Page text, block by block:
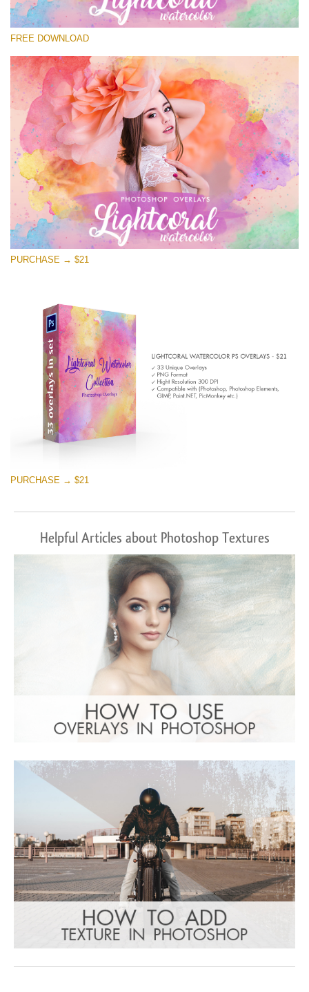
कृपया चुने
Small 800*533px
Lightcoral Watercolor
(33 Overlays)
Large 6000*4000px
Entire Collection
(1783 Overlays)
Large 6000*4000px
मुफ्त डाउनलोड
FREE DOWNLOAD
PURCHASE → $21
PURCHASE → $21
Helpful Articles about Photoshop Textures